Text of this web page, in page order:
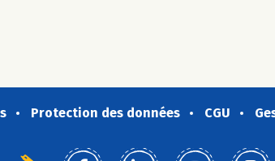
Protection des données CGU